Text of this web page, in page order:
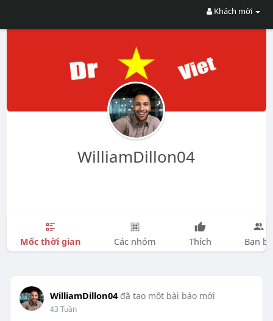
Khách mời
WilliamDillon04
Mốc thời gian Các nhóm Thích Bạn bè
WilliamDillon04 đã tạo một bài báo mới
43 Tuần